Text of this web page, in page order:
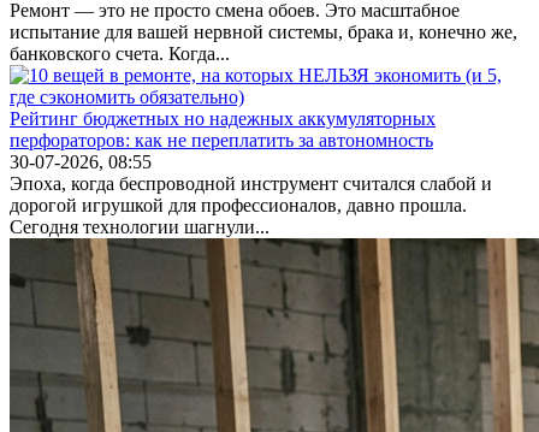
Ремонт — это не просто смена обоев. Это масштабное
испытание для вашей нервной системы, брака и, конечно же,
банковского счета. Когда...
Рейтинг бюджетных но надежных аккумуляторных
перфораторов: как не переплатить за автономность
30-07-2026, 08:55
Эпоха, когда беспроводной инструмент считался слабой и
дорогой игрушкой для профессионалов, давно прошла.
Сегодня технологии шагнули...